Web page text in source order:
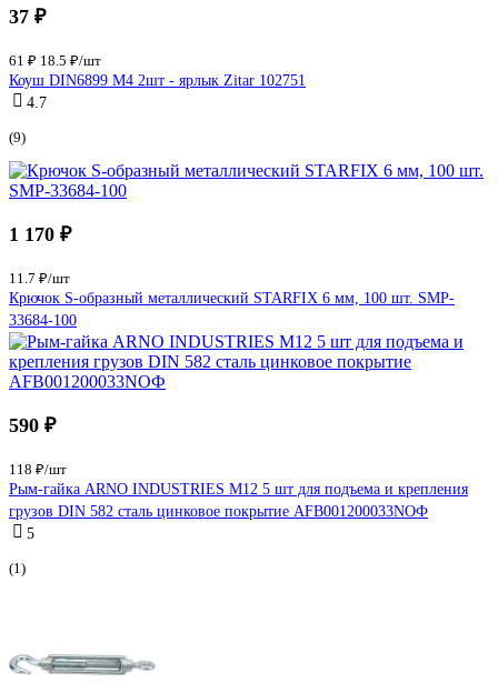
37 ₽
61 ₽ 18.5 ₽/шт
Коуш DIN6899 М4 2шт - ярлык Zitar 102751
4.7
(9)
1 170 ₽
11.7 ₽/шт
Крючок S-образный металлический STARFIX 6 мм, 100 шт. SMP-
33684-100
590 ₽
118 ₽/шт
Рым-гайка ARNO INDUSTRIES М12 5 шт для подъема и крепления
грузов DIN 582 сталь цинковое покрытие AFB001200033NOФ
5
(1)